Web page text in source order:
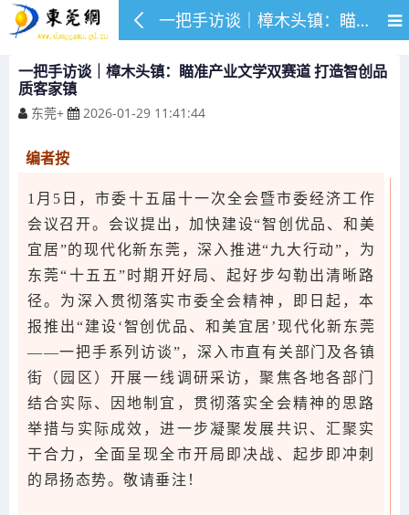
一把手访谈｜樟木头镇：瞄准产业文学双赛道 打造智创品质客家镇
一把手访谈｜樟木头镇：瞄准产业文学双赛道 打造智创品
质客家镇
东莞+ 2026-01-29 11:41:44
编者按
1月5日，市委十五届十一次全会暨市委经济工作
会议召开。会议提出，加快建设“智创优品、和美
宜居”的现代化新东莞，深入推进“九大行动”，为
东莞“十五五”时期开好局、起好步勾勒出清晰路
径。为深入贯彻落实市委全会精神，即日起，本
报推出“建设‘智创优品、和美宜居’现代化新东莞
——一把手系列访谈”，深入市直有关部门及各镇
街（园区）开展一线调研采访，聚焦各地各部门
结合实际、因地制宜，贯彻落实全会精神的思路
举措与实际成效，进一步凝聚发展共识、汇聚实
干合力，全面呈现全市开局即决战、起步即冲刺
的昂扬态势。敬请垂注！